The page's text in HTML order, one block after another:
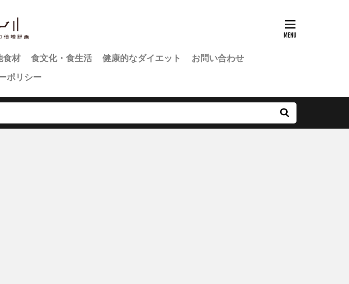
食材 食文化・食生活 健康的なダイエット
お問い合わせ
ポリシー